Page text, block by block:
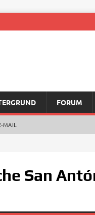
FORUM
San